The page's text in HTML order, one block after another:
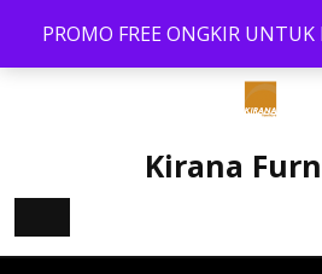
PROMO FREE ONGKIR UNTUK
content
Kirana